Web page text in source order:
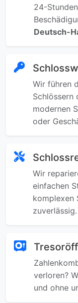
24-
Deutsch-
Wir führen
Schlössern
modernen
oder
Wir
einfachen
komplexen
zuverlässig.
verloren?
und ohne